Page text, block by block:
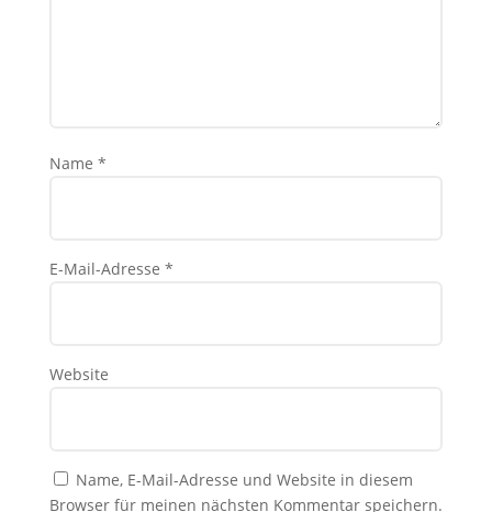
Name *
E-Mail-Adresse *
Website
Name, E-Mail-Adresse und Website in diesem
Browser für meinen nächsten Kommentar speichern.